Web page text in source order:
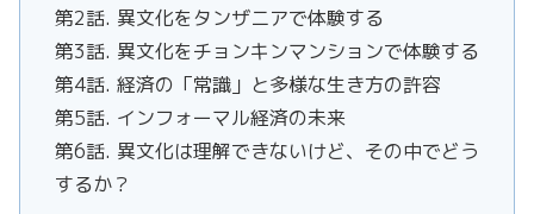
第2話. 異文化をタンザニアで体験する
第3話. 異文化をチョンキンマンションで体験する
第4話. 経済の「常識」と多様な生き方の許容
第5話. インフォーマル経済の未来
第6話. 異文化は理解できないけど、その中でどう
するか？